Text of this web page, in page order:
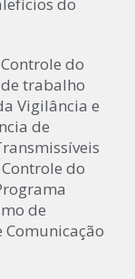
do
do
trabalho
Vigilância e
de
do
de
Comunicação